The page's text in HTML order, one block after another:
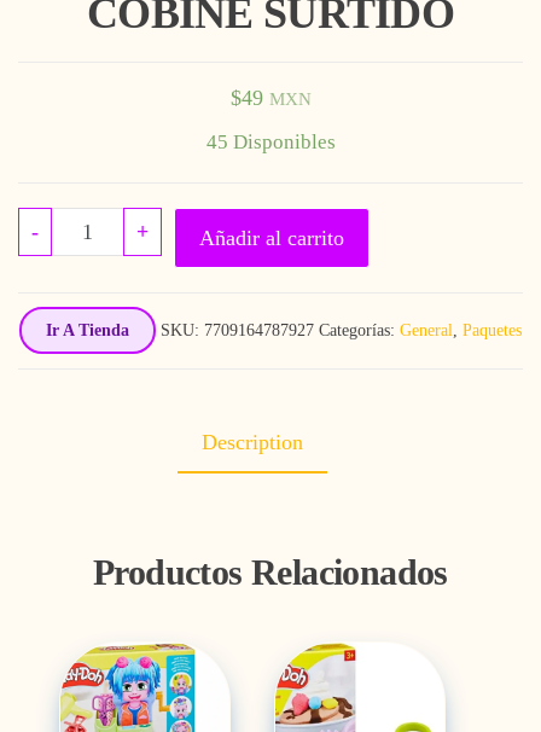
COBINE SURTIDO
$49 MXN
45 Disponibles
- SET BLOQUES YELLOW CONSTRUCTION
+ Añadir al carrito
Ir A Tienda SKU: 7709164787927 Categorías: General, Paquetes
Description
Productos Relacionados